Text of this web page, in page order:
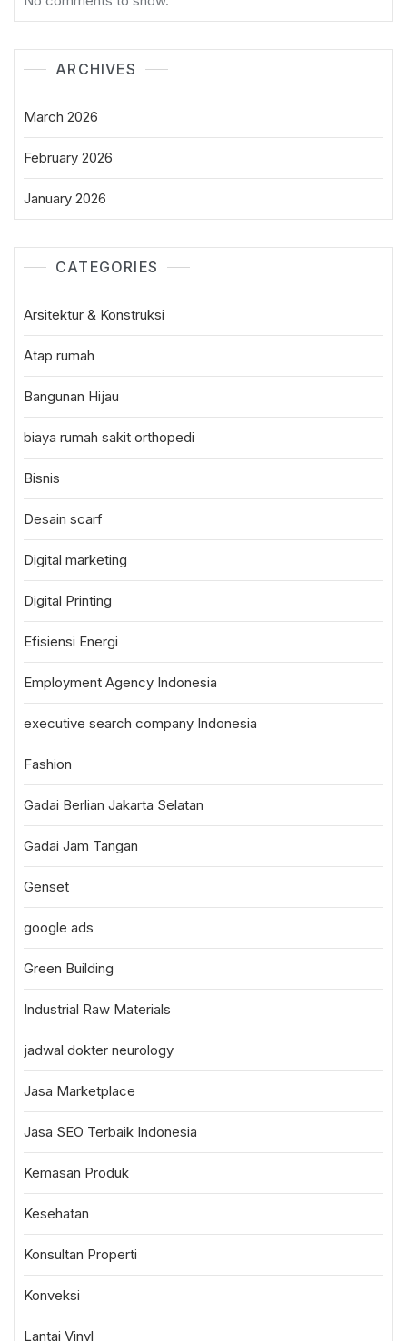
ARCHIVES
March 2026
February 2026
January 2026
CATEGORIES
Arsitektur & Konstruksi
Atap rumah
Bangunan Hijau
biaya rumah sakit orthopedi
Bisnis
Desain scarf
Digital marketing
Digital Printing
Efisiensi Energi
Employment Agency Indonesia
executive search company Indonesia
Fashion
Gadai Berlian Jakarta Selatan
Gadai Jam Tangan
Genset
google ads
Green Building
Industrial Raw Materials
jadwal dokter neurology
Jasa Marketplace
Jasa SEO Terbaik Indonesia
Kemasan Produk
Kesehatan
Konsultan Properti
Konveksi
Lantai Vinyl